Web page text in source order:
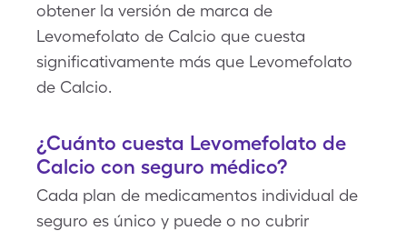
obtener la versión de marca de
Levomefolato de Calcio que cuesta
significativamente más que Levomefolato
de Calcio.
¿Cuánto cuesta Levomefolato de
Calcio con seguro médico?
Cada plan de medicamentos individual de
seguro es único y puede o no cubrir